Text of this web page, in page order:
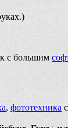
с большим
, фототехника